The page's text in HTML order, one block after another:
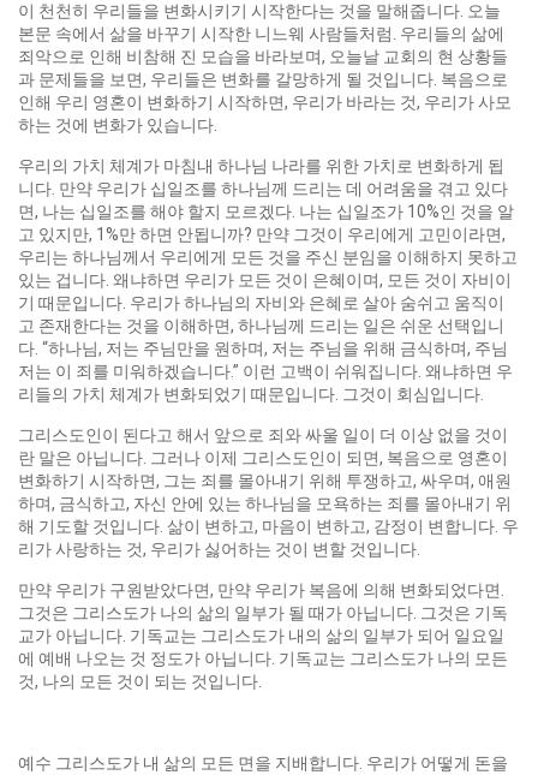
이 천천히 우리들을 변화시키기 시작한다는 것을 말해줍니다. 오늘
본문 속에서 삶을 바꾸기 시작한 니느웨 사람들처럼. 우리들의 삶에
죄악으로 인해 비참해 진 모습을 바라보며, 오늘날 교회의 현 상황들
과 문제들을 보면, 우리들은 변화를 갈망하게 될 것입니다. 복음으로
인해 우리 영혼이 변화하기 시작하면, 우리가 바라는 것, 우리가 사모
하는 것에 변화가 있습니다.
우리의 가치 체계가 마침내 하나님 나라를 위한 가치로 변화하게 됩
니다. 만약 우리가 십일조를 하나님께 드리는 데 어려움을 겪고 있다
면, 나는 십일조를 해야 할지 모르겠다. 나는 십일조가 10%인 것을 알
고 있지만, 1%만 하면 안됩니까? 만약 그것이 우리에게 고민이라면,
우리는 하나님께서 우리에게 모든 것을 주신 분임을 이해하지 못하고
있는 겁니다. 왜냐하면 우리가 모든 것이 은혜이며, 모든 것이 자비이
기 때문입니다. 우리가 하나님의 자비와 은혜로 살아 숨쉬고 움직이
고 존재한다는 것을 이해하면, 하나님께 드리는 일은 쉬운 선택입니
다. “하나님, 저는 주님만을 원하며, 저는 주님을 위해 금식하며, 주님
저는 이 죄를 미워하겠습니다.” 이런 고백이 쉬워집니다. 왜냐하면 우
리들의 가치 체계가 변화되었기 때문입니다. 그것이 회심입니다.
그리스도인이 된다고 해서 앞으로 죄와 싸울 일이 더 이상 없을 것이
란 말은 아닙니다. 그러나 이제 그리스도인이 되면, 복음으로 영혼이
변화하기 시작하면, 그는 죄를 몰아내기 위해 투쟁하고, 싸우며, 애원
하며, 금식하고, 자신 안에 있는 하나님을 모욕하는 죄를 몰아내기 위
해 기도할 것입니다. 삶이 변하고, 마음이 변하고, 감정이 변합니다. 우
리가 사랑하는 것, 우리가 싫어하는 것이 변할 것입니다.
만약 우리가 구원받았다면, 만약 우리가 복음에 의해 변화되었다면.
그것은 그리스도가 나의 삶의 일부가 될 때가 아닙니다. 그것은 기독
교가 아닙니다. 기독교는 그리스도가 내의 삶의 일부가 되어 일요일
에 예배 나오는 것 정도가 아닙니다. 기독교는 그리스도가 나의 모든
것, 나의 모든 것이 되는 것입니다.
예수 그리스도가 내 삶의 모든 면을 지배합니다. 우리가 어떻게 돈을